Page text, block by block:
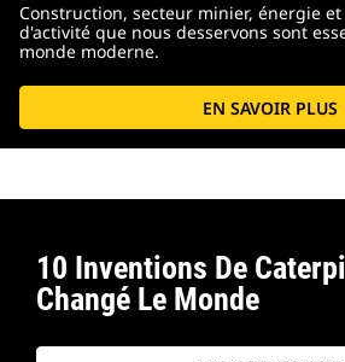
Construction, secteur minier, énergie
d'activité que nous desservons sont
monde moderne.
EN SAVOIR PLUS
10 Inventions De
Changé Le Monde